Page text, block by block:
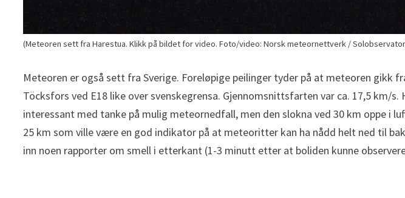
(Meteoren sett fra Harestua. Klikk på bildet for video. Foto/video: Norsk meteornettverk /
Meteoren er også sett fra Sverige. Foreløpige peilinger tyder på at meteoren gikk
Töcksfors ved E18 like over svenskegrensa. Gjennomsnittsfarten var ca. 17,5 km/
interessant med tanke på mulig meteornedfall, men den slokna ved 30 km oppe i
25 km som ville være en god indikator på at meteoritter kan ha nådd helt ned til
inn noen rapporter om smell i etterkant (1-3 minutt etter at boliden kunne